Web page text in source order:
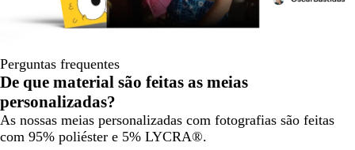
Perguntas frequentes
De que material são feitas as meias
personalizadas?
As nossas meias personalizadas com fotografias são feitas
com 95% poliéster e 5% LYCRA®.